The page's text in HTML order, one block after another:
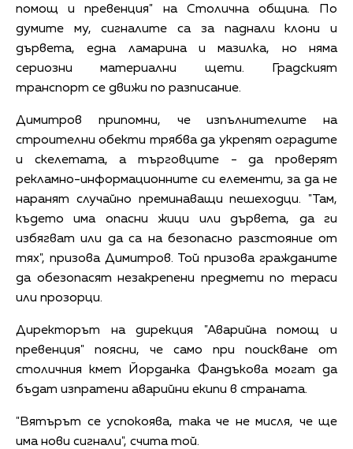
помощ и превенция" на Столична община. По
думите му, сигналите са за паднали клони и
дървета, една ламарина и мазилка, но няма
сериозни материални щети. Градският
транспорт се движи по разписание.
Димитров припомни, че изпълнителите на
строителни обекти трябва да укрепят оградите
и скелетата, а търговците - да проверят
рекламно-информационните си елементи, за да не
наранят случайно преминаващи пешеходци. "Там,
където има опасни жици или дървета, да ги
избягват или да са на безопасно разстояние от
тях", призова Димитров. Той призова гражданите
да обезопасят незакрепени предмети по тераси
или прозорци.
Директорът на дирекция "Аварийна помощ и
превенция" поясни, че само при поискване от
столичния кмет Йорданка Фандъкова могат да
бъдат изпратени аварийни екипи в страната.
"Вятърът се успокоява, така че не мисля, че ще
има нови сигнали", счита той.